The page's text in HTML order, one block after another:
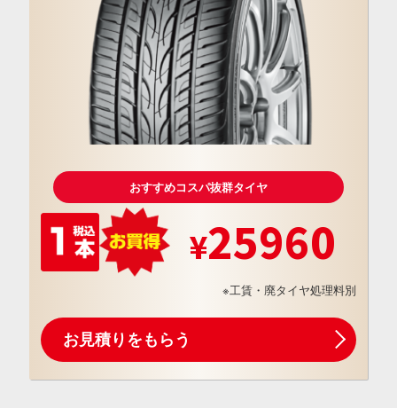
おすすめコスパ抜群タイヤ
25960
※工賃・廃タイヤ処理料別
お見積りをもらう